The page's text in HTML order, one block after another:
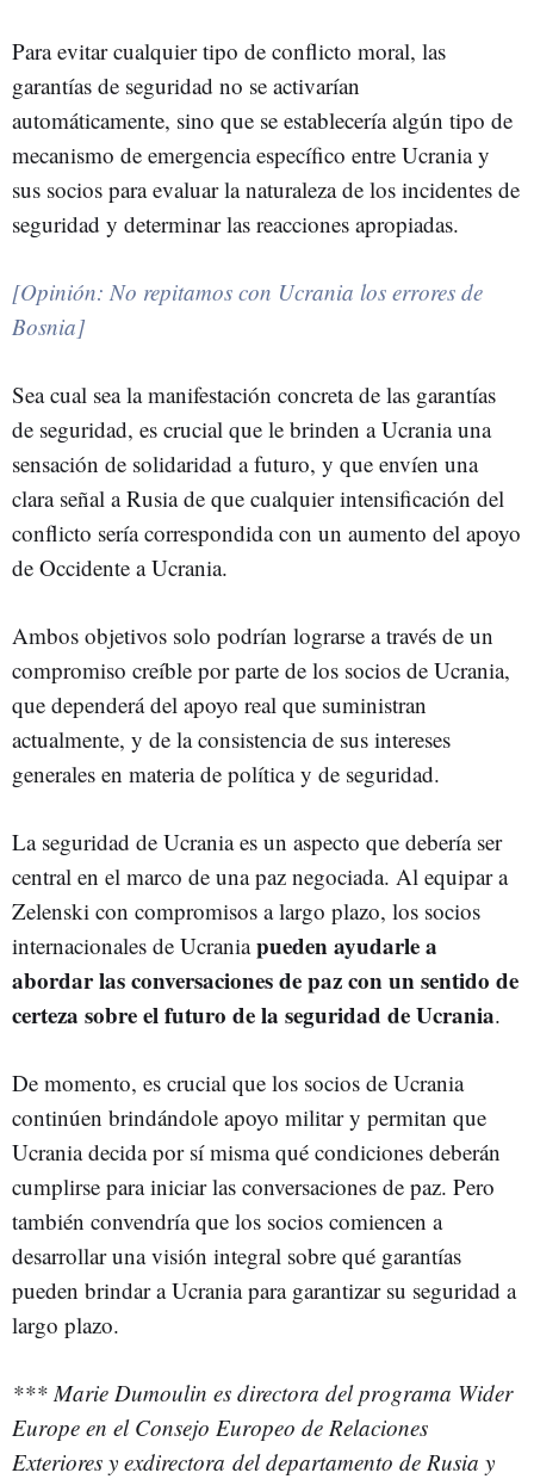
Para evitar cualquier tipo de conflicto moral, las
garantías de seguridad no se activarían
automáticamente, sino que se establecería algún tipo de
mecanismo de emergencia específico entre Ucrania y
sus socios para evaluar la naturaleza de los incidentes de
seguridad y determinar las reacciones apropiadas.
[Opinión: No repitamos con Ucrania los errores de
Bosnia]
Sea cual sea la manifestación concreta de las garantías
de seguridad, es crucial que le brinden a Ucrania una
sensación de solidaridad a futuro, y que envíen una
clara señal a Rusia de que cualquier intensificación del
conflicto sería correspondida con un aumento del apoyo
de Occidente a Ucrania.
Ambos objetivos solo podrían lograrse a través de un
compromiso creíble por parte de los socios de Ucrania,
que dependerá del apoyo real que suministran
actualmente, y de la consistencia de sus intereses
generales en materia de política y de seguridad.
La seguridad de Ucrania es un aspecto que debería ser
central en el marco de una paz negociada. Al equipar a
Zelenski con compromisos a largo plazo, los socios
internacionales de Ucraniapueden ayudarle a
abordar las conversaciones de paz con un sentido de
certeza sobre el futuro de la seguridad de Ucrania.
De momento, es crucial que los socios de Ucrania
continúen brindándole apoyo militar y permitan que
Ucrania decida por sí misma qué condiciones deberán
cumplirse para iniciar las conversaciones de paz. Pero
también convendría que los socios comiencen a
desarrollar una visión integral sobre qué garantías
pueden brindar a Ucrania para garantizar su seguridad a
largo plazo.
*** Marie Dumoulin es directora del programa Wider
Europe en el Consejo Europeo de Relaciones
Exteriores y exdirectora del departamento de Rusia y